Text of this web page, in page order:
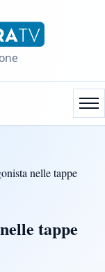
nelle tappe
tappe